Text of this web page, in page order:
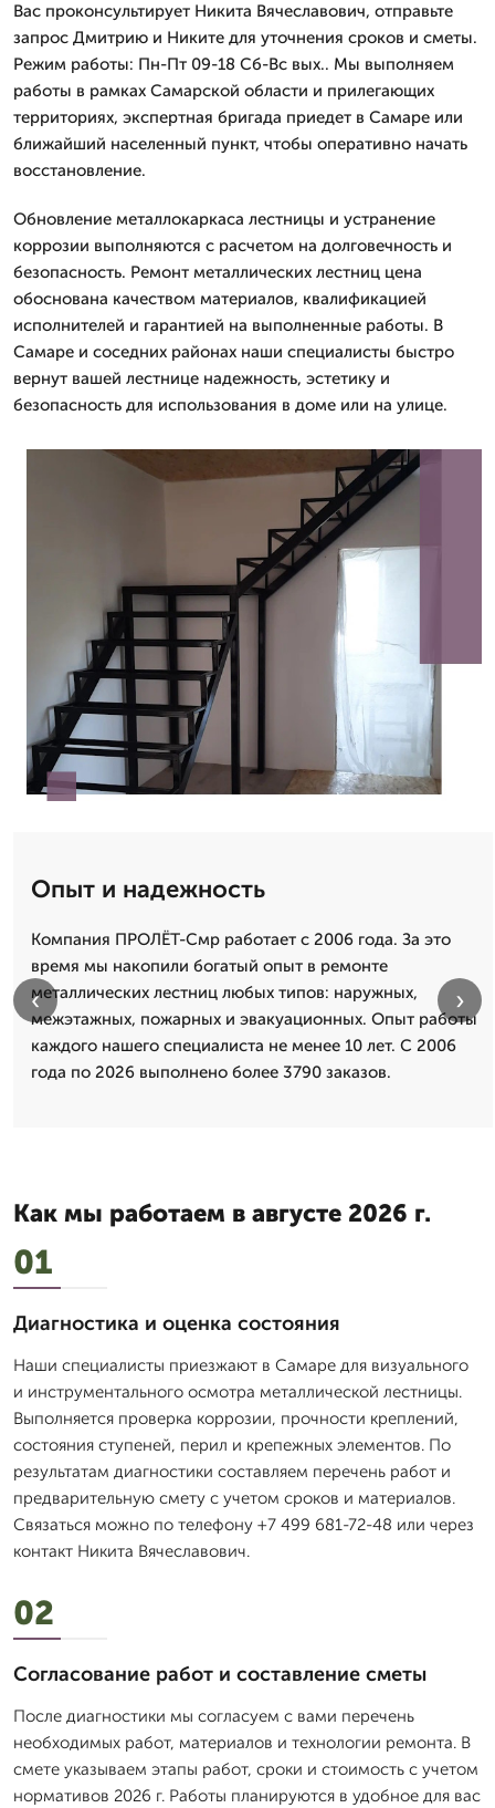
Вас проконсультирует Никита Вячеславович, отправьте
запрос Дмитрию и Никите для уточнения сроков и сметы.
Режим работы: Пн-Пт 09-18 Сб-Вс вых.. Мы выполняем
работы в рамках Самарской области и прилегающих
территориях, экспертная бригада приедет в Самаре или
ближайший населенный пункт, чтобы оперативно начать
восстановление.
Обновление металлокаркаса лестницы и устранение
коррозии выполняются с расчетом на долговечность и
безопасность. Ремонт металлических лестниц цена
обоснована качеством материалов, квалификацией
исполнителей и гарантией на выполненные работы. В
Самаре и соседних районах наши специалисты быстро
вернут вашей лестнице надежность, эстетику и
безопасность для использования в доме или на улице.
Опыт и надежность
Компания ПРОЛЁТ-Смр работает с 2006 года. За это
время мы накопили богатый опыт в ремонте
металлических лестниц любых типов: наружных,
межэтажных, пожарных и эвакуационных. Опыт работы
каждого нашего специалиста не менее 10 лет. С 2006
года по 2026 выполнено более 3790 заказов.
‹ ›
Как мы работаем в августе 2026 г.
01
Диагностика и оценка состояния
Наши специалисты приезжают в Самаре для визуального
и инструментального осмотра металлической лестницы.
Выполняется проверка коррозии, прочности креплений,
состояния ступеней, перил и крепежных элементов. По
результатам диагностики составляем перечень работ и
предварительную смету с учетом сроков и материалов.
Связаться можно по телефону +7 499 681-72-48 или через
контакт Никита Вячеславович.
02
Согласование работ и составление сметы
После диагностики мы согласуем с вами перечень
необходимых работ, материалов и технологии ремонта. В
смете указываем этапы работ, сроки и стоимость с учетом
нормативов 2026 г. Работы планируются в удобное для вас